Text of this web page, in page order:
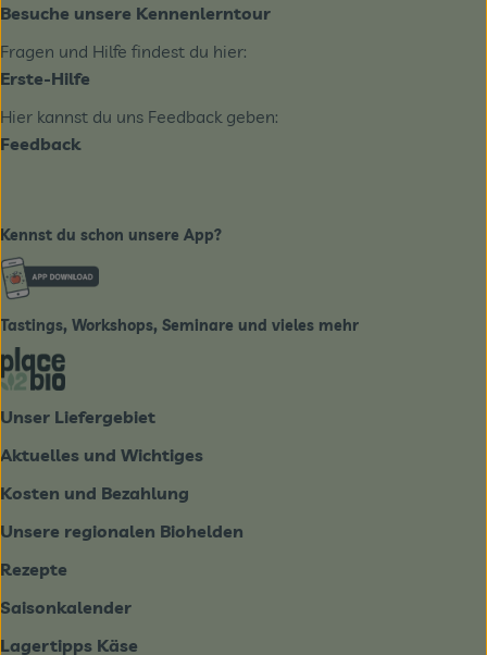
Besuche unsere Kennenlerntour
Fragen und Hilfe findest du hier:
Erste-Hilfe
Hier kannst du uns Feedback geben:
Feedback
Kennst du schon unsere App?
Externer Link zu https://www.biobote-
Tastings, Workshops, Seminare und vieles mehr
Externer Link zu https://place2bio.de/
Unser Liefergebiet
Aktuelles und Wichtiges
Kosten und Bezahlung
Unsere regionalen Biohelden
Rezepte
Saisonkalender
Lagertipps Käse